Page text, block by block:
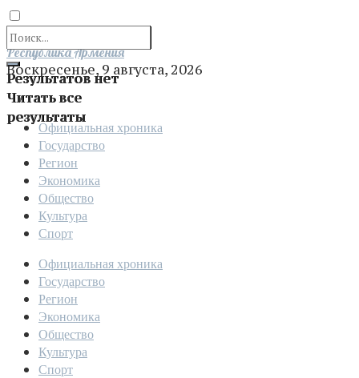
Результатов нет
Читать все
результаты
Отправить
Республика Армения
Воскресенье, 9 августа, 2026
Официальная хроника
Государство
Регион
Экономика
Общество
Культура
Спорт
Официальная хроника
Государство
Регион
Экономика
Общество
Культура
Спорт